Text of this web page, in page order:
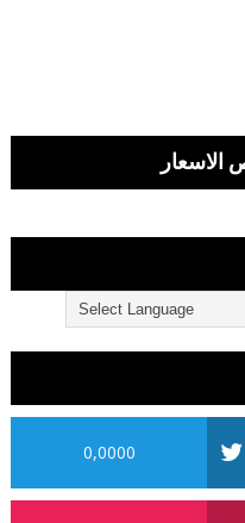
الاسعار
0,0000